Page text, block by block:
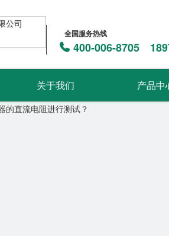
全国服务热线
400-006-8705
关于我们 产品中